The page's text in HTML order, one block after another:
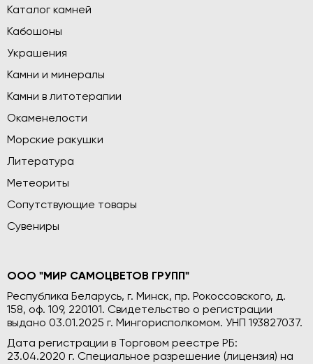
Каталог камней
Кабошоны
Украшения
Камни и минералы
Камни в литотерапии
Окаменелости
Морские ракушки
Литература
Метеориты
Сопутствующие товары
Сувениры
ООО "МИР САМОЦВЕТОВ ГРУПП"
Республика Беларусь, г. Минск, пр. Рокоссовского, д.
158, оф. 109, 220101. Свидетельство о регистрации
выдано 03.01.2025 г. Мингорисполкомом. УНП 193827037.
Дата регистрации в Торговом реестре РБ:
23.04.2020 г. Специальное разрешение (лицензия) на